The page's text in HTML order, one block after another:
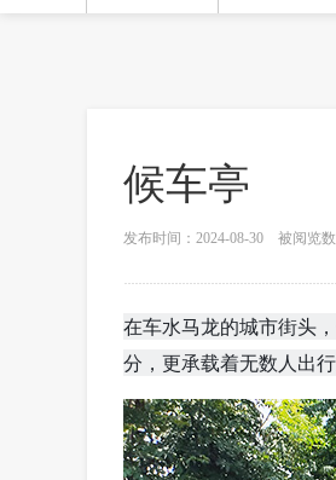
候车亭
发布时间：2024-08-30 被阅览
在车水马龙的城市街头
分，更承载着无数人出